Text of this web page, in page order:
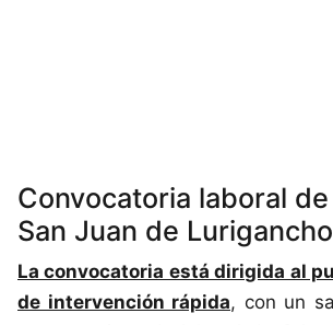
Convocatoria laboral
San Juan de Lurigancho
La convocatoria está dirigida al
de intervención rápida, con un